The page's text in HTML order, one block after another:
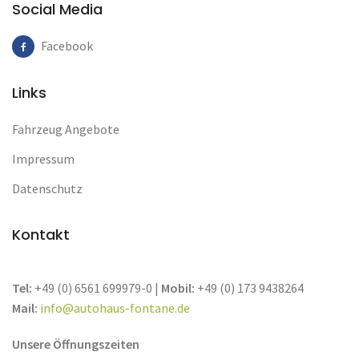
Social Media
Facebook
Links
Fahrzeug Angebote
Impressum
Datenschutz
Kontakt
Tel: +49 (0) 6561 699979-0 | Mobil: +49 (0) 173 9438264
Mail: info@autohaus-fontane.de
Unsere Öffnungszeiten